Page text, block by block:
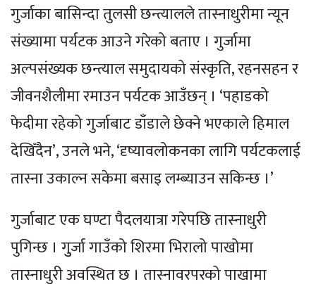
गुर्जाका बासिन्दा तुलसी छन्त्यालले तास्नाधुरीमा न्यून
संख्यामा पर्यटक आउने गरेको बताए । गुर्जामा
अल्पसंख्यक छन्त्याल समुदायको संस्कृति, रहनसहन र
जीवनशैलीमा रमाउन पर्यटक आउँछन् । ‘पहाडको
फेदीमा रहेको गुर्जाबाट डाँडाले छेक्ने भएकाले हिमाल
देखिँदैन’, उनले भने, ‘दृष्यावलोकनका लागि पर्यटकलाई
तास्ना उकाल्न सकेमा बसाइ लम्ब्याउन सकिन्छ ।’
गुर्जाबाट एक घण्टा पैदलयात्रा गरेपछि तास्नाधुरी
पुगिन्छ । गुुर्जा गाउँको शिरमा भिरालो पाखोमा
तास्नाधुरी अवस्थित छ । तास्नावरपरको पाखामा